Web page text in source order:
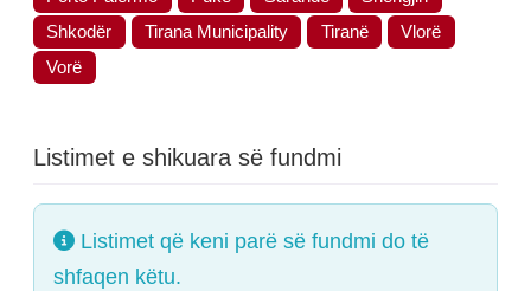
Shkodër
Tirana Municipality Tiranë
Vlorë
Vorë
Listimet e shikuara së fundmi
Listimet që keni parë së fundmi do të
shfaqen këtu.